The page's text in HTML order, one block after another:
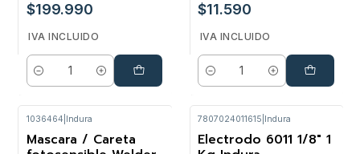
$199.990
IVA INCLUIDO
Cantidad
$11.590
IVA INCLUIDO
Cantidad
1036464 Indura
Mascara / Careta
7807024011615 Indura
Electrodo 6011 1/8" 1